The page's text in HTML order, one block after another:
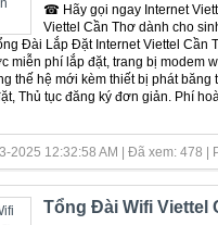
☎ Hãy gọi ngay Internet
Viettel Cần Thơ dành cho
Đài Lắp Đặt Internet Viettel Cần
miễn phí lắp đặt, trang bị modem
thế hệ mới kèm thiết bị phát
Thủ tục đăng ký đơn giản. Phí
2025 12:32:58 AM | Đã xem: 478 |
Tổng Đài Wifi Viettel